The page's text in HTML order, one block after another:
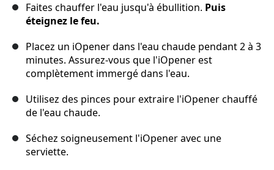
Faites chauffer l'eau jusqu'à ébullition. Puis
éteignez le feu.
Placez un iOpener dans l'eau chaude pendant 2 à 3
minutes. Assurez-vous que l'iOpener est
complètement immergé dans l'eau.
Utilisez des pinces pour extraire l'iOpener chauffé
de l'eau chaude.
Séchez soigneusement l'iOpener avec une
serviette.